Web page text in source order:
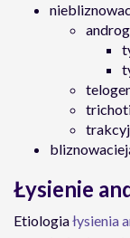
Łysienie
Etiologiałysienia